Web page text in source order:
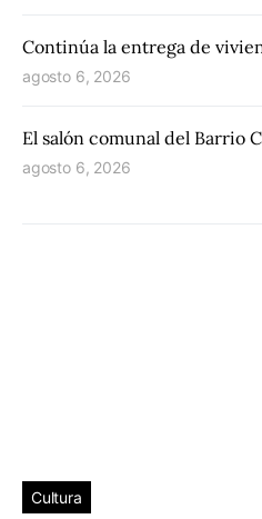
Continúa la entrega de
agosto 6, 2026
El salón comunal del Barrio
agosto 6, 2026
Cultura